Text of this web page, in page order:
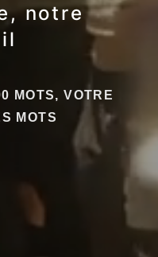
notre
MOTS, VOTRE
MOTS